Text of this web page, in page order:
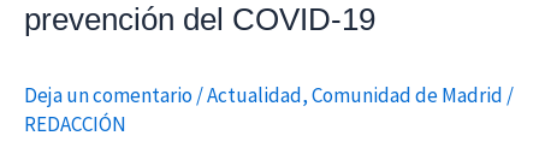
prevención del COVID-19
Deja un comentario/Actualidad,Comunidad de Madrid/
REDACCIÓN
19